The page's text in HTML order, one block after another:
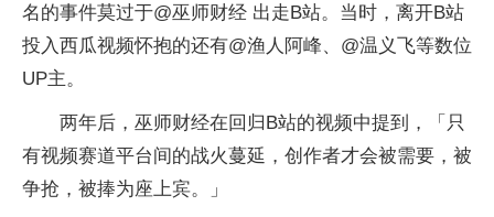
名的事件莫过于@巫师财经 出走B站。当时，离开B站
投入西瓜视频怀抱的还有@渔人阿峰、@温义飞等数位
UP主。
两年后，巫师财经在回归B站的视频中提到，「只
有视频赛道平台间的战火蔓延，创作者才会被需要，被
争抢，被捧为座上宾。」